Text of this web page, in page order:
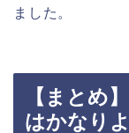
ました。
【まとめ
はかなり